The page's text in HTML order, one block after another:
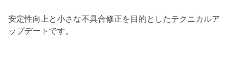
安定性向上と小さな不具合修正を目的としたテクニカルア
ップデートです。